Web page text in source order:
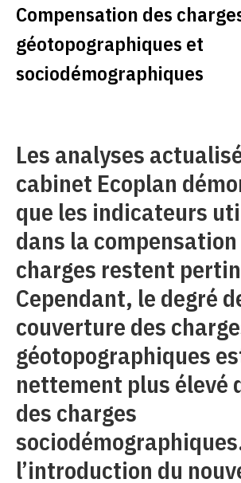
Compensation des
géotopographiques et
sociodémographiques
Les analyses
cabinet Ecoplan
que les indicateurs
dans la compensation
charges restent
Cependant, le degré
couverture des
géotopographiques
nettement plus élevé
des charges
l’introduction du